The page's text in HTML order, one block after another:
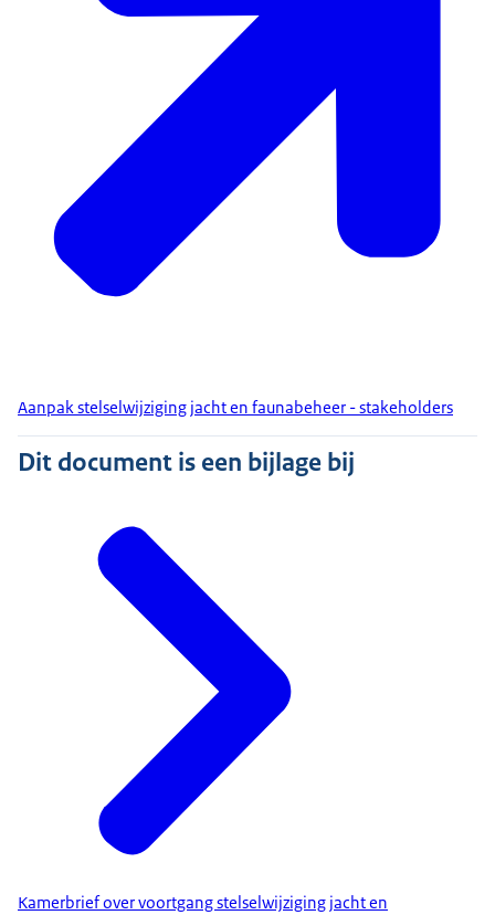
Aanpak stelselwijziging jacht en faunabeheer - stakeholders
Dit document is een bijlage bij
Kamerbrief over voortgang stelselwijziging jacht en